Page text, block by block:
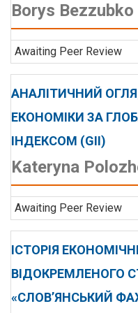
Borys Bezzubko
Awaiting Peer Review
АНАЛІТИЧНИЙ
ЕКОНОМІКИ ЗА
ІНДЕКСОМ (GІІ)
Kateryna
Awaiting Peer Review
ІСТОРІЯ
ВІДОКРЕМЛЕНОГО
«СЛОВ’ЯНСЬКИЙ